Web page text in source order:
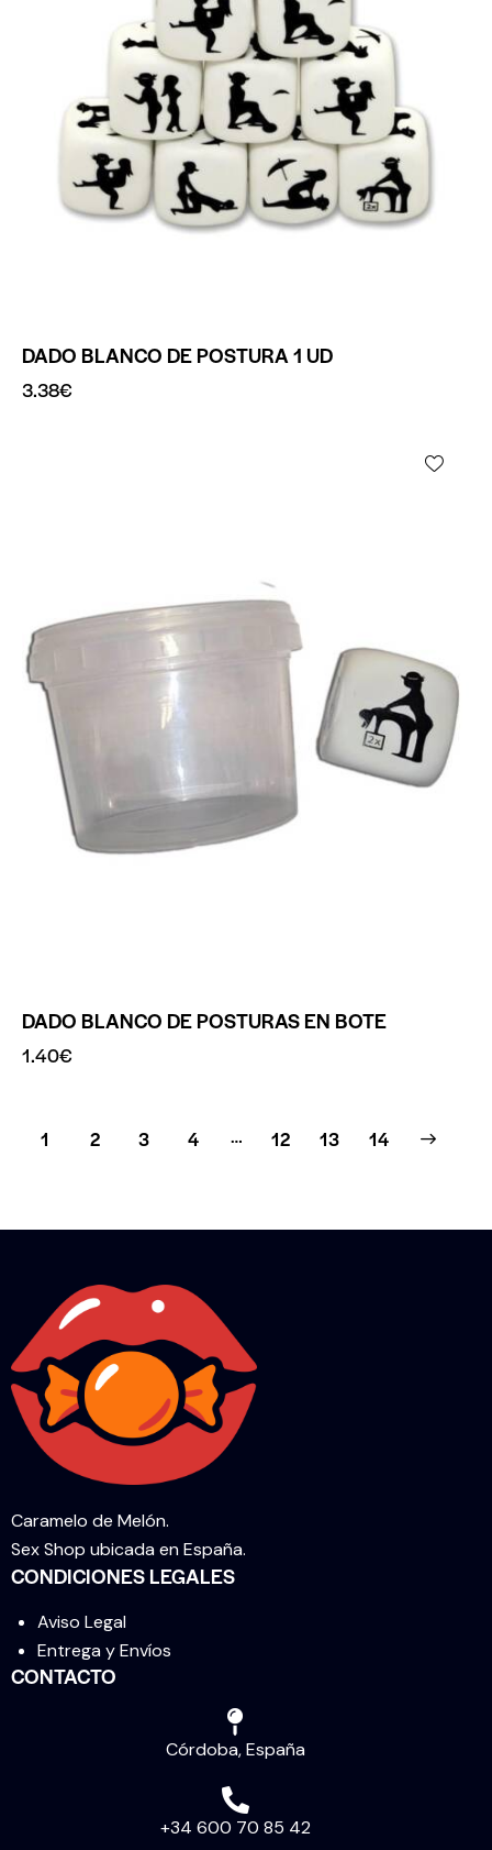
DADO BLANCO DE POSTURA 1 UD
3.38€
DADO BLANCO DE POSTURAS EN BOTE
1.40€
1 2 3 4 … 12 13 14
→
Caramelo de Melón.
Sex Shop ubicada en España.
CONDICIONES LEGALES
Aviso Legal
Entrega y Envíos
CONTACTO
Córdoba, España
+34 600 70 85 42